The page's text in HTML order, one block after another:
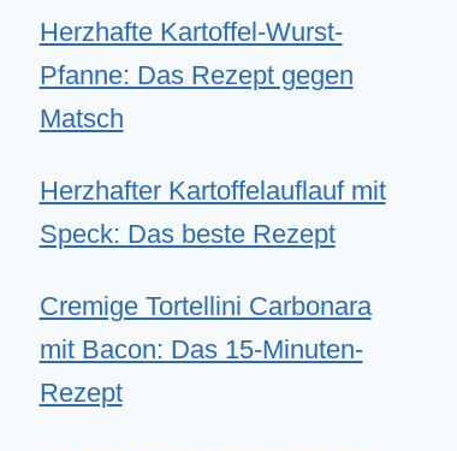
Herzhafte Kartoffel-Wurst-
Pfanne: Das Rezept gegen
Matsch
Herzhafter Kartoffelauflauf mit
Speck: Das beste Rezept
Cremige Tortellini Carbonara
mit Bacon: Das 15-Minuten-
Rezept